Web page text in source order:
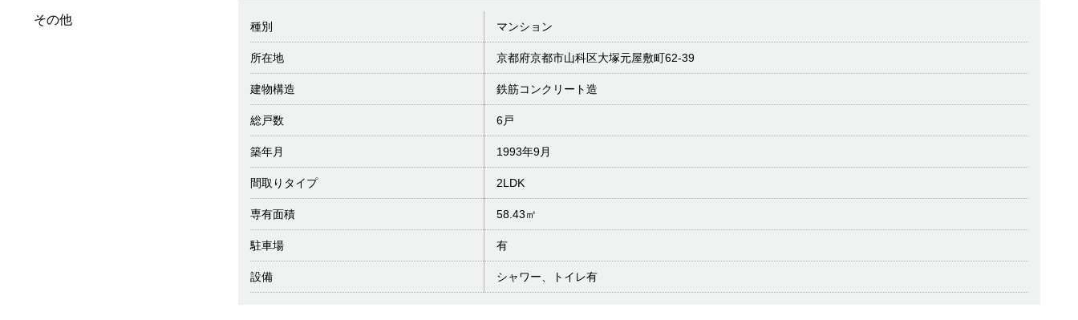
種別 マンション
所在地 京都府京都市山科区大塚元屋敷町62-39
建物構造 鉄筋コンクリート造
総戸数 6戸
築年月 1993年9月
間取りタイプ 2LDK
専有面積 58.43㎡
駐車場 有
設備 シャワー、トイレ有
その他